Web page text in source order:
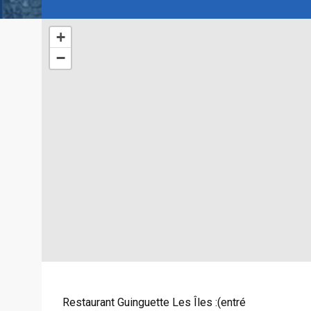
+
−
Restaurant Guinguette Les Îles :(entré